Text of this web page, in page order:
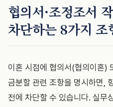
협의서·조정조서
차단하는 8가지 조
이혼 시점에 협의서(협의이혼)
금분할 관련 조항을 명시하면,
전에 차단할 수 있습니다. 실무